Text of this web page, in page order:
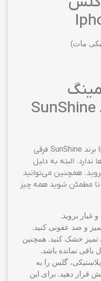
مات)
Iphone XS برند SunShine
نصب گلس گیمینگ Iphone XS برند SunShine فرقی
ندارد. البته به دلیل
همچنین می‌توانید
تا مطمئن شوید همه چیز
غبار بروید.
و ضد عفونی کنید.
تمیز خشک کنید. همچنین
باقی نمانده باشد.
گلس را به
قرار دهید. برای این